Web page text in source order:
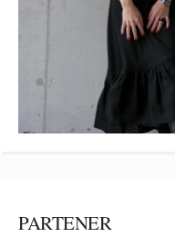
PARTENER